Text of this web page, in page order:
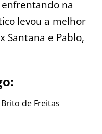
na
levou a melhor
Santana e Pablo,
de Freitas